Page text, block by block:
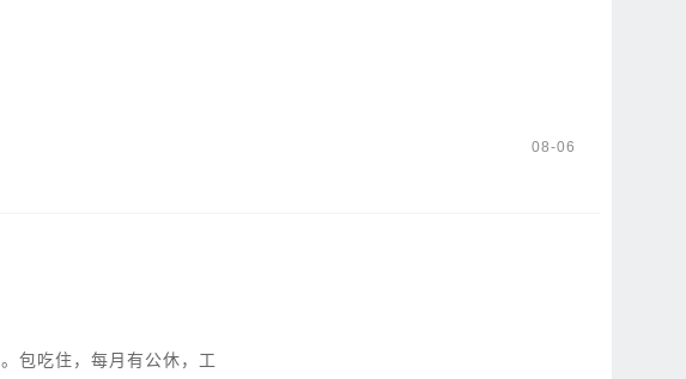
08-06
包吃住，每月有公休，工